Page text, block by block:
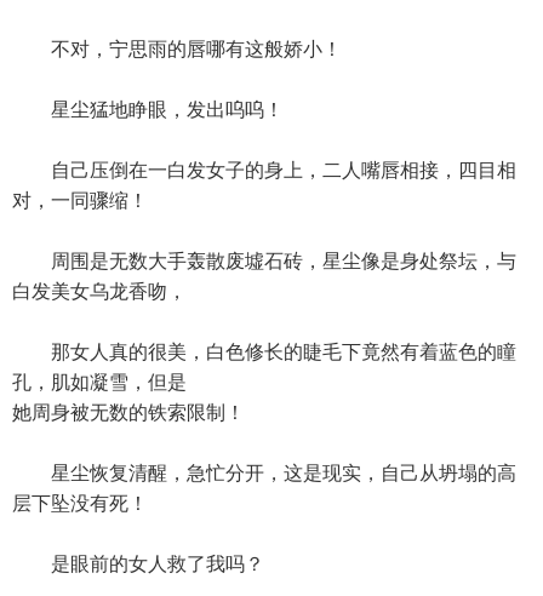
不对，宁思雨的唇哪有这般娇小！
星尘猛地睁眼，发出呜呜！
自己压倒在一白发女子的身上，二人嘴唇相接，四目相
对，一同骤缩！
周围是无数大手轰散废墟石砖，星尘像是身处祭坛，与
白发美女乌龙香吻，
那女人真的很美，白色修长的睫毛下竟然有着蓝色的瞳
孔，肌如凝雪，但是
她周身被无数的铁索限制！
星尘恢复清醒，急忙分开，这是现实，自己从坍塌的高
层下坠没有死！
是眼前的女人救了我吗？